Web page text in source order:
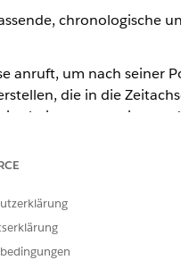
chronologische
anruft, um nach seiner
die in die
angezeigt